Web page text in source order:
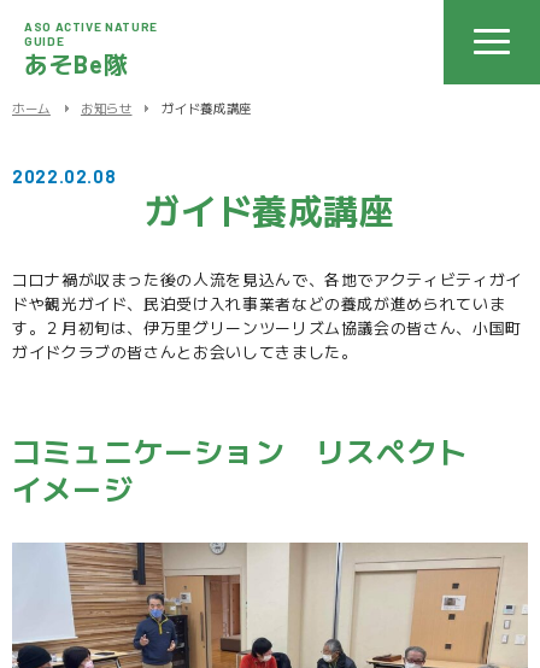
ASO ACTIVE NATURE
GUIDE
あそBe隊
ホーム お知らせ ガイド養成講座
2022.02.08
ガイド養成講座
コロナ禍が収まった後の人流を見込んで、各地でアクティビティガイ
ドや観光ガイド、民泊受け入れ事業者などの養成が進められていま
す。２月初旬は、伊万里グリーンツーリズム協議会の皆さん、小国町
ガイドクラブの皆さんとお会いしてきました。
コミュニケーション リスペクト
イメージ